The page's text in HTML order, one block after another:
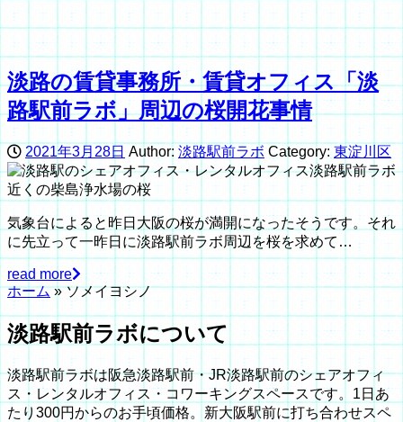
淡路の賃貸事務所・賃貸オフィス「淡
路駅前ラボ」周辺の桜開花事情
2021年3月28日 Author: 淡路駅前ラボ Category: 東淀川区
気象台によると昨日大阪の桜が満開になったそうです。それ
に先立って一昨日に淡路駅前ラボ周辺を桜を求めて…
read more
ホーム »ソメイヨシノ
淡路駅前ラボについて
淡路駅前ラボは阪急淡路駅前・JR淡路駅前のシェアオフィ
ス・レンタルオフィス・コワーキングスペースです。1日あ
たり300円からのお手頃価格。新大阪駅前に打ち合わせスペ